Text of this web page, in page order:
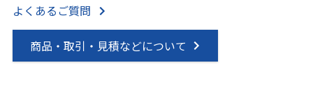
よくあるご質問
商品・取引・見積などについて